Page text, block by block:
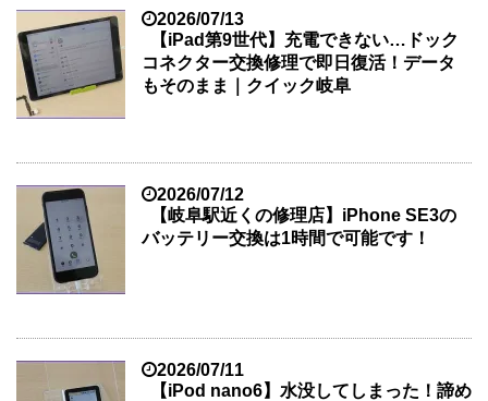
2026/07/13
【iPad第9世代】充電できない…ドック
コネクター交換修理で即日復活！データ
もそのまま｜クイック岐阜
2026/07/12
【岐阜駅近くの修理店】iPhone SE3の
バッテリー交換は1時間で可能です！
2026/07/11
【iPod nano6】水没してしまった！諦め